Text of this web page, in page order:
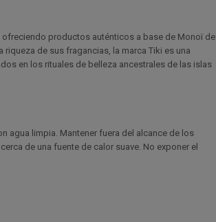
ofreciendo productos auténticos a base de Monoï de
de sus fragancias, la marca Tiki es una
en los rituales de belleza ancestrales de las islas
agua limpia. Mantener fuera del alcance de los
de una fuente de calor suave. No exponer el